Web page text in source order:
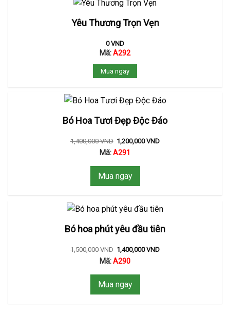
Yêu Thương Trọn Vẹn
0VND
Mã:A292
Mua ngay
Bó Hoa Tươi Đẹp Độc Đáo
1,400,000VND 1,200,000VND
Mã:A291
Mua ngay
Bó hoa phút yêu đầu tiên
1,500,000VND 1,400,000VND
Mã:A290
Mua ngay